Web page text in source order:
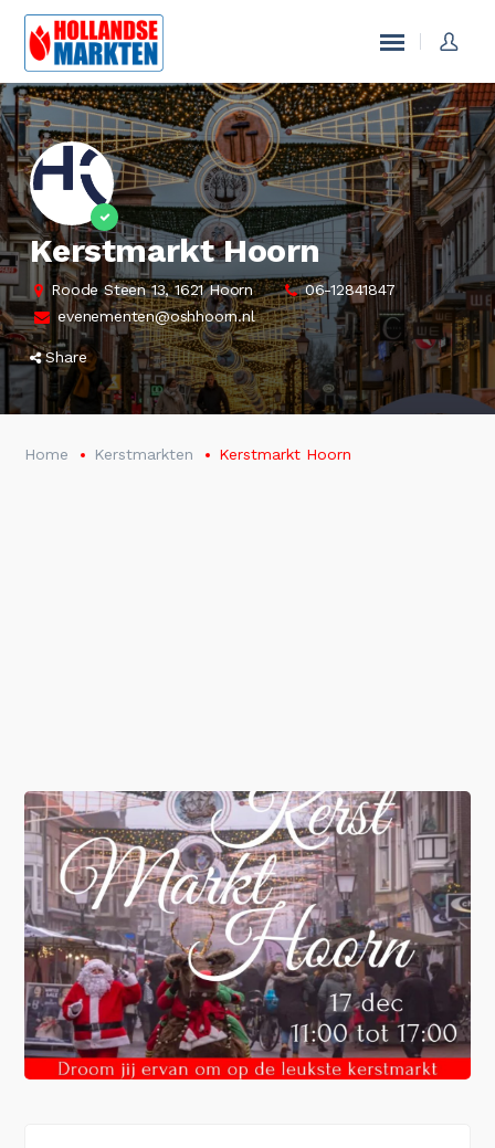
Kerstmarkt Hoorn
Roode Steen 13, 1621 Hoorn
06-12841847
evenementen@oshhoorn.nl
Share
Home Kerstmarkten Kerstmarkt Hoorn